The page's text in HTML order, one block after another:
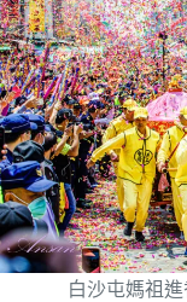
白沙屯媽祖